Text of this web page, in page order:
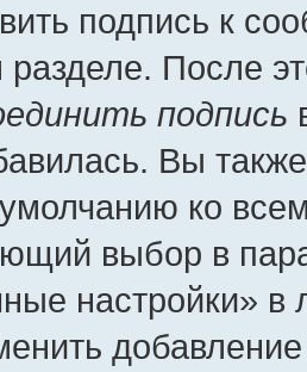
подпись к
После
подпись
Вы
ко
выбор в
настройки»